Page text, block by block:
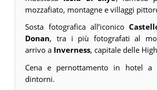
mozzafiato, montagne e villaggi
Sosta fotografica all’iconico
Donan, tra i più fotografati al
arrivo a Inverness, capitale delle
Cena e pernottamento in hotel a
dintorni.